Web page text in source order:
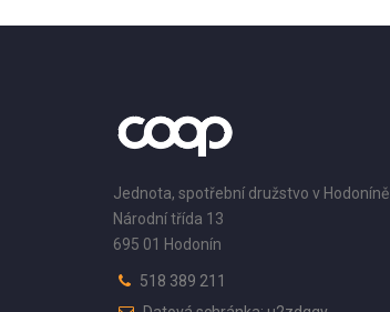
Jednota, spotřební družstvo v Hodoníně
Národní třída 13
695 01 Hodonín
518 389 211